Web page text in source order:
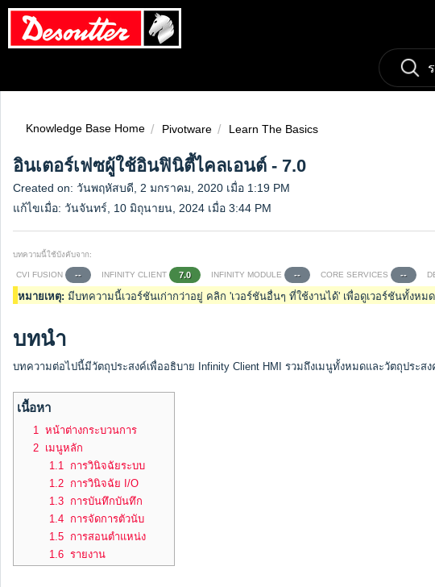
Knowledge Base Home Pivotware Learn The Basics
อินเตอร์เฟซผู้ใช้อินฟินิตี้ไคลเอนต์ - 7.0
Created on: วันพฤหัสบดี, 2 มกราคม, 2020 เมื่อ 1:19 PM
แก้ไขเมื่อ: วันจันทร์, 10 มิถุนายน, 2024 เมื่อ 3:44 PM
บทความนี้ใช้บังคับจาก:
CVI FUSION -- INFINITY CLIENT 7.0 INFINITY MODULE -- CORE SERVICES --
หมายเหตุ: มีบทความนี้เวอร์ชันเก่ากว่าอยู่ คลิก 'เวอร์ชันอื่นๆ ที่ใช้งานได้' เพื่อดูเวอร์ชันทั้งหม
บทนำ
บทความต่อไปนี้มีวัตถุประสงค์เพื่ออธิบาย Infinity Client HMI รวมถึงเมนูทั้งหมดและวัตถุประสง
เนื้อหา
1 หน้าต่างกระบวนการ
2 เมนูหลัก
1.1 การวินิจฉัยระบบ
1.2 การวินิจฉัย I/O
1.3 การบันทึกบันทึก
1.4 การจัดการตัวนับ
1.5 การสอนตำแหน่ง
1.6 รายงาน